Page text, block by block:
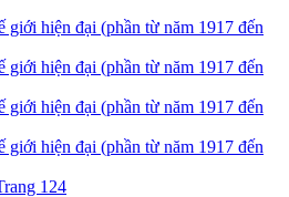
giới hiện đại (phần từ năm 1917 đến
giới hiện đại (phần từ năm 1917 đến
giới hiện đại (phần từ năm 1917 đến
giới hiện đại (phần từ năm 1917 đến
124